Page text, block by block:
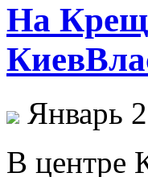
На
Январь
В цeнтрe